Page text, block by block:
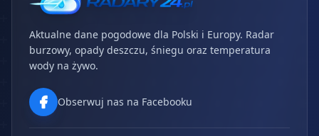
Aktualne dane pogodowe dla Polski i Europy. Radar
burzowy, opady deszczu, śniegu oraz temperatura
wody na żywo.
Obserwuj nas na Facebooku